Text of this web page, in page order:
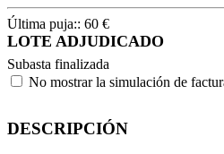
Última puja:: 60 €
LOTE ADJUDICADO
Subasta finalizada
No mostrar la simulación de
DESCRIPCIÓN